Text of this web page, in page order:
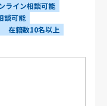
ライン相談可能
談可能
在籍数10名以上